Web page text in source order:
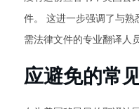
件。 这进一步强调了与
需法律文件的专业翻译人
应避免的常